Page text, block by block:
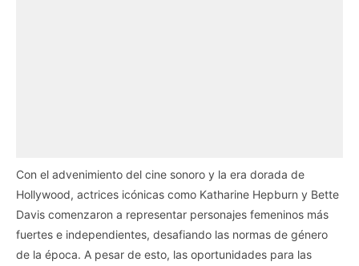
Con el advenimiento del cine sonoro y la era dorada de
Hollywood, actrices icónicas como Katharine Hepburn y Bette
Davis comenzaron a representar personajes femeninos más
fuertes e independientes, desafiando las normas de género
de la época. A pesar de esto, las oportunidades para las